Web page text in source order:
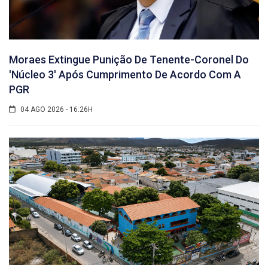
Moraes Extingue Punição De Tenente-Coronel Do
'núcleo 3' Após Cumprimento De Acordo Com A
PGR
04 AGO 2026 - 16:26H